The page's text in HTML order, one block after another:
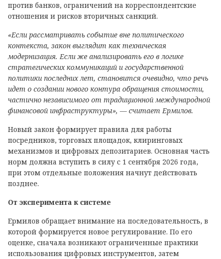
против банков, ограничений на корреспондентские
отношения и рисков вторичных санкций.
«Если рассматривать событие вне политического
контекста, закон выглядит как техническая
модернизация. Если же анализировать его в логике
стратегических коммуникаций и государственной
политики последних лет, становится очевидно, что речь
идет о создании нового контура обращения стоимости,
частично независимого от традиционной международной
финансовой инфраструктуры», — считает Ермилов.
Новый закон формирует правила для работы
посредников, торговых площадок, клиринговых
механизмов и цифровых депозитариев. Основная часть
норм должна вступить в силу с 1 сентября 2026 года,
при этом отдельные положения начнут действовать
позднее.
От эксперимента к системе
Ермилов обращает внимание на последовательность, в
которой формируется новое регулирование. По его
оценке, сначала возникают ограниченные практики
использования цифровых инструментов, затем